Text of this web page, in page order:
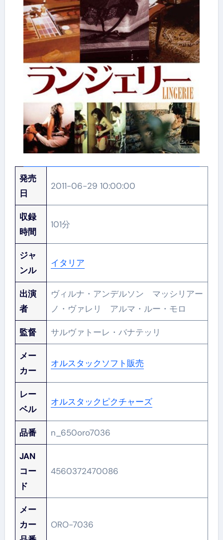
発売
日
2011-06-29 10:00:00
収録
時間
101分
ジャ
ンル
イタリア
出演
者
ヴィルナ・アンデルソン マッシリアー
ノ・ヴァレリ アルマ・ルー・モロ
監督 サルヴァトーレ・バナテッリ
メー
カー
オルスタックソフト販売
レー
ベル
オルスタックピクチャーズ
品番 n_650oro7036
JAN
コー
ド
4560372470086
メー
カー
ORO-7036